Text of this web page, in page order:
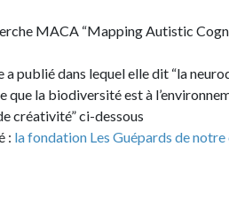
“Mapping Autistic Cognitive
lequel elle dit “la neurodiversité
est à l’environnement : un
ci-dessous
Les Guépards de notre crapaud